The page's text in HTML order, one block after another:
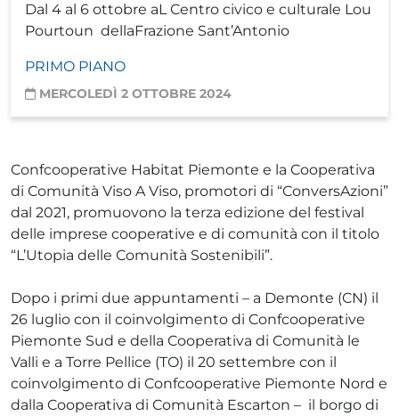
Dal 4 al 6 ottobre aL Centro civico e culturale Lou
Pourtoun dellaFrazione Sant’Antonio
PRIMO PIANO
MERCOLEDÌ 2 OTTOBRE 2024
Confcooperative Habitat Piemonte e la Cooperativa
di Comunità Viso A Viso, promotori di “ConversAzioni”
dal 2021, promuovono la terza edizione del festival
delle imprese cooperative e di comunità con il titolo
“L’Utopia delle Comunità Sostenibili”.
Dopo i primi due appuntamenti – a Demonte (CN) il
26 luglio con il coinvolgimento di Confcooperative
Piemonte Sud e della Cooperativa di Comunità le
Valli e a Torre Pellice (TO) il 20 settembre con il
coinvolgimento di Confcooperative Piemonte Nord e
dalla Cooperativa di Comunità Escarton – il borgo di